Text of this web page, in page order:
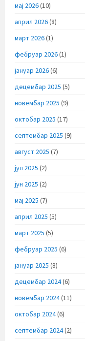
мај 2026(10)
април 2026(8)
март 2026(1)
фебруар 2026(1)
јануар 2026(6)
децембар 2025 (5)
новембар 2025 (9)
октобар 2025 (17)
септембар 2025 (9)
август 2025 (7)
јул 2025 (2)
јун 2025 (2)
мај 2025 (7)
април 2025 (5)
март 2025 (5)
фебруар 2025 (6)
јануар 2025 (8)
децембар 2024(6)
новембар 2024(11)
октобар 2024(6)
септембар 2024(2)